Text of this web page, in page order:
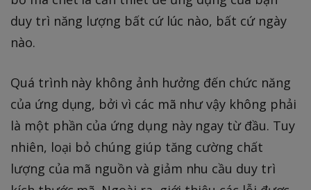
duy trì năng lượng bất cứ lúc nào, bất cứ ngày
nào.
Quá trình này không ảnh hưởng đến chức năng
của ứng dụng, bởi vì các mã như vậy không phải
là một phần của ứng dụng này ngay từ đầu. Tuy
nhiên, loại bỏ chúng giúp tăng cường chất
lượng của mã nguồn và giảm nhu cầu duy trì